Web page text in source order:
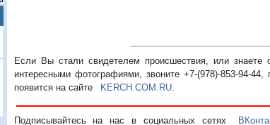
Если Вы стали свидетелем происшествия, или знаете
интересными фотографиями, звоните +7-(978)-853-94-44,
появится на сайте
KERCH.COM.RU.
Подписывайтесь на нас в социальных сетях